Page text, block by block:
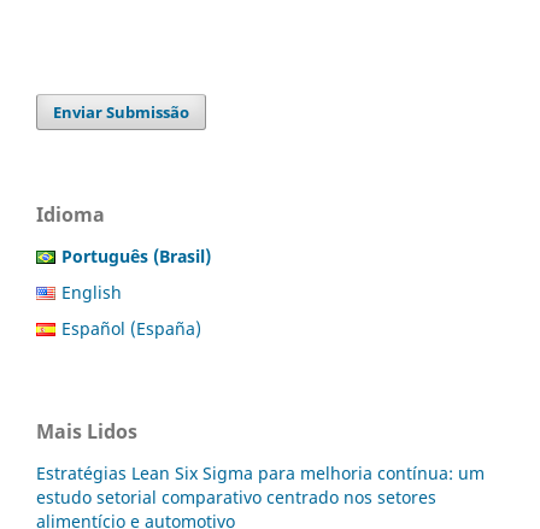
Enviar Submissão
Idioma
Português (Brasil)
English
Español (España)
Mais Lidos
Estratégias Lean Six Sigma para melhoria contínua: um
estudo setorial comparativo centrado nos setores
alimentício e automotivo